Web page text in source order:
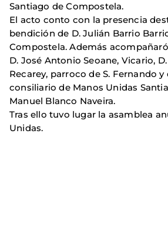
Santiago de Compostela.
El acto conto con la presencia
bendición de D. Julián Barrio
Compostela. Además
D. José Antonio Seoane, Vicario,
Recarey, parroco de S. Fernando y
consiliario de Manos Unidas
Manuel Blanco Naveira.
Tras ello tuvo lugar la asamblea
Unidas.